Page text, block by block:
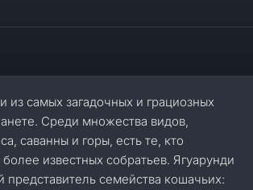
самых загадочных и грациозных
Среди множества видов,
саванны и горы, есть те, кто
более известных собратьев. Ягуарунди
семейства кошачьих: